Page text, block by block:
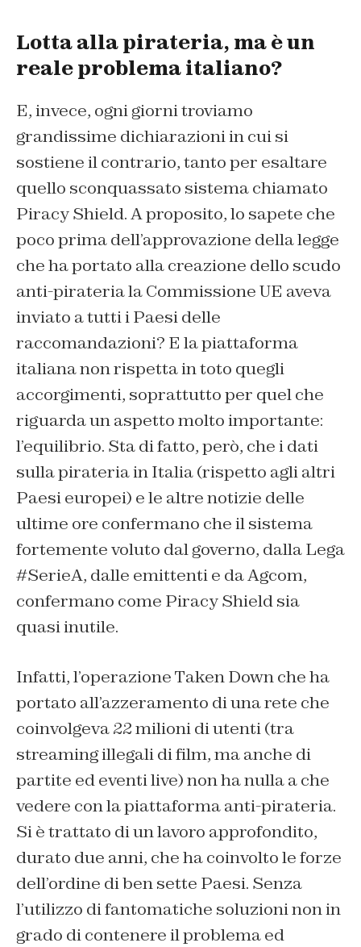
Lotta alla pirateria, ma è un
reale problema italiano?
E, invece, ogni giorni troviamo
grandissime dichiarazioni in cui si
sostiene il contrario, tanto per esaltare
quello sconquassato sistema chiamato
Piracy Shield. A proposito, lo sapete che
poco prima dell’approvazione della legge
che ha portato alla creazione dello scudo
anti-pirateria la Commissione UE aveva
inviato a tutti i Paesi delle
raccomandazioni? E la piattaforma
italiana non rispetta in toto quegli
accorgimenti, soprattutto per quel che
riguarda un aspetto molto importante:
l’equilibrio. Sta di fatto, però, che i dati
sulla pirateria in Italia (rispetto agli altri
Paesi europei) e le altre notizie delle
ultime ore confermano che il sistema
fortemente voluto dal governo, dalla Lega
#SerieA, dalle emittenti e da Agcom,
confermano come Piracy Shield sia
quasi inutile.
Infatti, l’operazione Taken Down che ha
portato all’azzeramento di una rete che
coinvolgeva 22 milioni di utenti (tra
streaming illegali di film, ma anche di
partite ed eventi live) non ha nulla a che
vedere con la piattaforma anti-pirateria.
Si è trattato di un lavoro approfondito,
durato due anni, che ha coinvolto le forze
dell’ordine di ben sette Paesi. Senza
l’utilizzo di fantomatiche soluzioni non in
grado di contenere il problema ed